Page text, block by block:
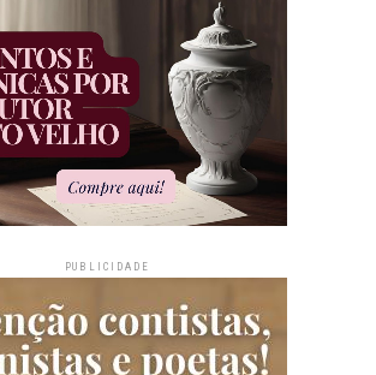
PUBLICIDADE